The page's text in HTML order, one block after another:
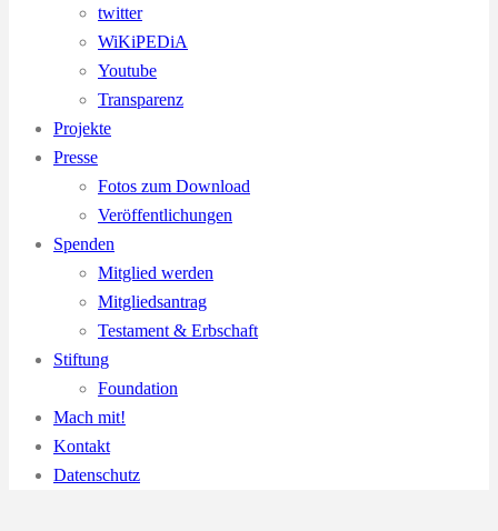
twitter
WiKiPEDiA
Youtube
Transparenz
Projekte
Presse
Fotos zum Download
Veröffentlichungen
Spenden
Mitglied werden
Mitgliedsantrag
Testament & Erbschaft
Stiftung
Foundation
Mach mit!
Kontakt
Datenschutz